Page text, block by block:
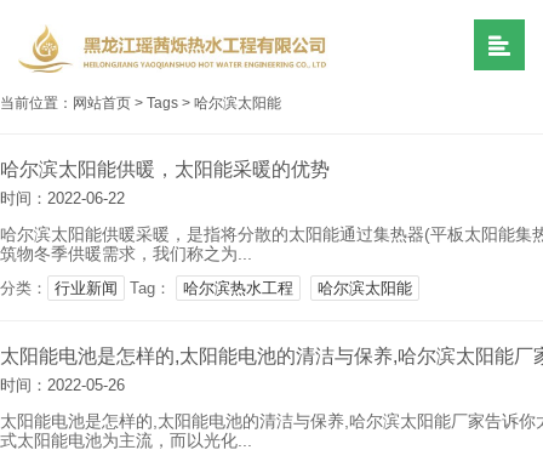
当前位置： 网站首页 > Tags > 哈尔滨太阳能
哈尔滨太阳能供暖，太阳能采暖的优势
时间：2022-06-22
哈尔滨太阳能供暖采暖，是指将分散的太阳能通过集热器(平板太阳能
筑物冬季供暖需求，我们称之为...
分类： 行业新闻 Tag： 哈尔滨热水工程 哈尔滨太阳能
太阳能电池是怎样的,太阳能电池的清洁与保养,哈尔滨太阳能厂
时间：2022-05-26
太阳能电池是怎样的,太阳能电池的清洁与保养,哈尔滨太阳能厂家告诉
式太阳能电池为主流，而以光化...